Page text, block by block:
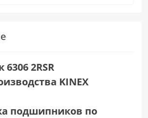
2RSR
KINEX
подшипников по